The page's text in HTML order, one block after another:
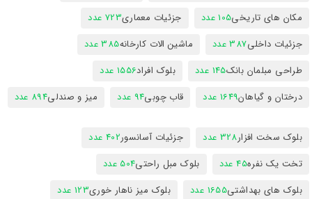
مکان های تاریخی105 عدد جزئیات معماری723 عدد
جزئیات داخلی387 عدد ماشین الات کارخانه385 عدد
طراحی مبلمان بانک145 عدد بلوک افراد1556 عدد
درختان و گیاهان1649 عدد قاب چوبی94 عدد میز و صندلی894 عدد
بلوک سخت افزار328 عدد جزئیات آسانسور402 عدد
تخت یک نفره45 عدد بلوک مبل راحتی504 عدد
بلوک های بهداشتی1655 عدد بلوک میز ناهار خوری123 عدد